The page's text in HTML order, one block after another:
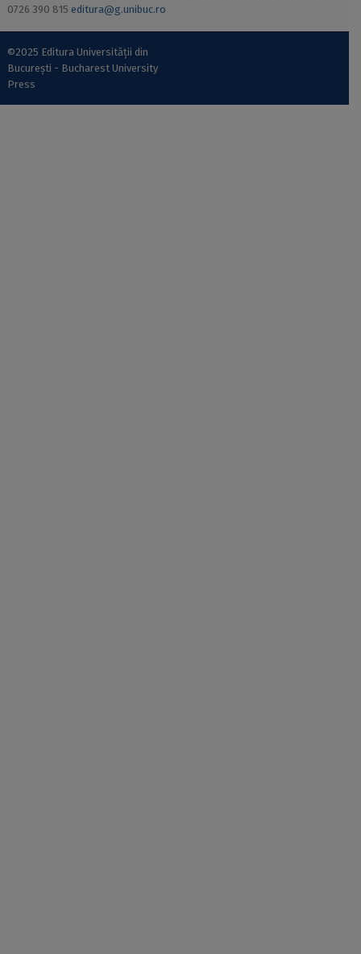
0726 390 815 editura@g.unibuc.ro
©2025 Editura Universității din
București - Bucharest University
Press